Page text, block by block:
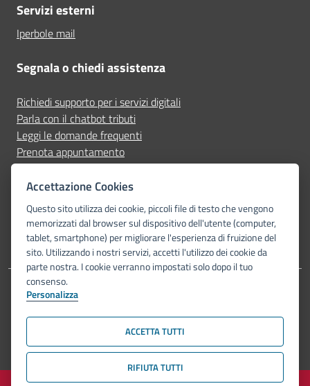
Servizi esterni
Iperbole mail
Segnala o chiedi assistenza
Richiedi supporto per i servizi digitali
Parla con il chatbot tributi
Leggi le domande frequenti
Prenota appuntamento
Segnala disservizio
Seguici su
Dichiarazione di accessibilità
Piano di miglioramento del sito Mappa del sito
© Comune di Bologna 2026. Tutti i diritti riservati.
Accettazione Cookies
Questo sito utilizza dei cookie, piccoli file di testo che vengono
memorizzati dal browser sul dispositivo dell'utente (computer,
tablet, smartphone) per migliorare l'esperienza di fruizione del
sito. Utilizzando i nostri servizi, accetti l'utilizzo dei cookie da
parte nostra. I cookie verranno impostati solo dopo il tuo
consenso.
Personalizza
ACCETTA TUTTI
RIFIUTA TUTTI